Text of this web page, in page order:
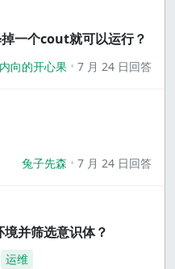
一个cout就可以运行？
内向的开心果 7 月 24 日回答
兔子先森 7 月 24 日回答
并筛选意识体？
运维